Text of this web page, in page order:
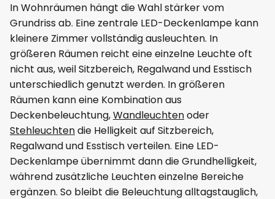
In Wohnräumen hängt die Wahl stärker vom
Grundriss ab. Eine zentrale LED-Deckenlampe kann
kleinere Zimmer vollständig ausleuchten. In
größeren Räumen reicht eine einzelne Leuchte oft
nicht aus, weil Sitzbereich, Regalwand und Esstisch
unterschiedlich genutzt werden. In größeren
Räumen kann eine Kombination aus
Deckenbeleuchtung,Wandleuchtenoder
Stehleuchtendie Helligkeit auf Sitzbereich,
Regalwand und Esstisch verteilen. Eine LED-
Deckenlampe übernimmt dann die Grundhelligkeit,
während zusätzliche Leuchten einzelne Bereiche
ergänzen. So bleibt die Beleuchtung alltagstauglich,